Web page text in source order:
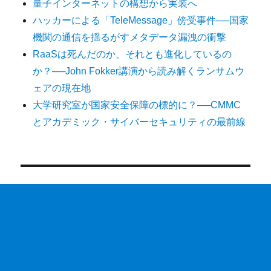
量子インターネットの構想から実装へ
ハッカーによる「TeleMessage」傍受事件──国家
機関の通信を揺るがすメタデータ漏洩の衝撃
RaaSは死んだのか、それとも進化しているの
か？──John Fokker講演から読み解くランサムウ
ェアの現在地
大学研究室が国家安全保障の標的に？──CMMC
とアカデミック・サイバーセキュリティの最前線